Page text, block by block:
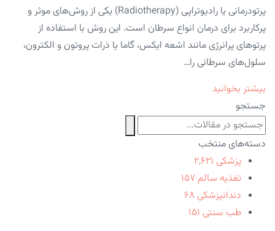
پرتودرمانی یا رادیوتراپی (Radiotherapy) یکی از روش‌های موثر و
پرکاربرد برای درمان انواع سرطان است. این روش با استفاده از
پرتوهای پرانرژی مانند اشعه ایکس، گاما یا ذرات پروتون و الکترون،
سلول‌های سرطانی را…
بیشتر بخوانید
جستجو
دسته‌های منتخب
پزشکی ۲,۶۲۱
تغذیه سالم ۱۵۷
دندانپزشکی ۶۸
طب سنتی ۱۵۱